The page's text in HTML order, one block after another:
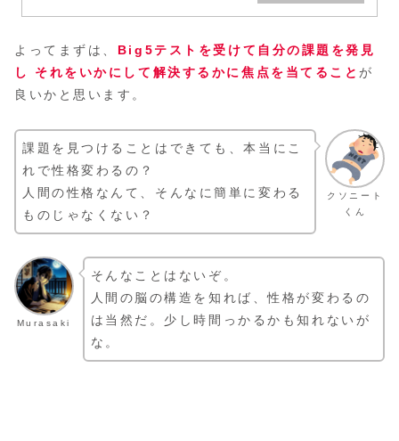
よってまずは、 Big5テストを受けて自分の課題を発見
し それをいかにして解決するかに焦点を当てること が
良いかと思います。
クソニート
くん
課題を見つけることはできても、本当にこ
れで性格変わるの？
人間の性格なんて、そんなに簡単に変わる
ものじゃなくない？
Murasaki
そんなことはないぞ。
人間の脳の構造を知れば、性格が変わるの
は当然だ。少し時間っかるかも知れないが
な。